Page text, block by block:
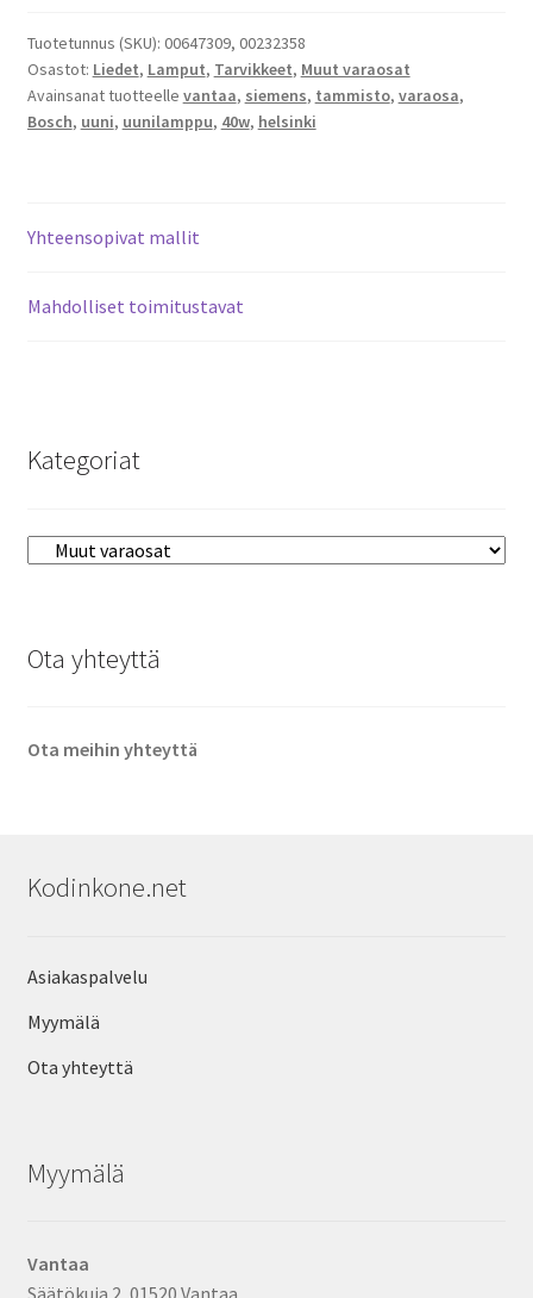
ja
työkalu
40w/
Kanta
00647309
Tuotetunnus (SKU): 00647309, 00232358
Osastot: Liedet, Lamput, Tarvikkeet, Muut varaosat
Avainsanat tuotteelle vantaa, siemens, tammisto, varaosa,
Bosch, uuni, uunilamppu, 40w, helsinki
Yhteensopivat mallit
Mahdolliset toimitustavat
Kategoriat
Ota yhteyttä
Ota meihin yhteyttä
Kodinkone.net
Asiakaspalvelu
Myymälä
Ota yhteyttä
Myymälä
Vantaa
Säätökuja 2, 01520 Vantaa.